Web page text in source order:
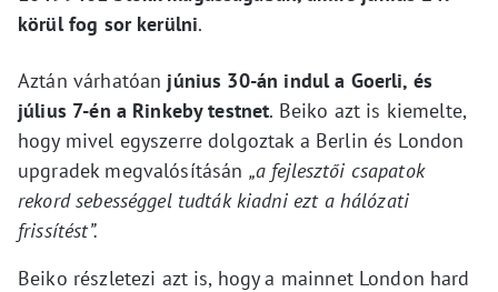
körül fog sor kerülni.
Aztán várhatóan június 30-án indul a Goerli, és
július 7-én a Rinkeby testnet. Beiko azt is kiemelte,
hogy mivel egyszerre dolgoztak a Berlin és London
upgradek megvalósításán „a fejlesztői csapatok
rekord sebességgel tudták kiadni ezt a hálózati
frissítést”.
Beiko részletezi azt is, hogy a mainnet London hard